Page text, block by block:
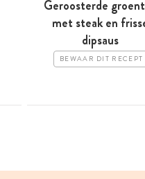
Geroosterde
met steak en
dipsaus
BEWAAR DIT RECEPT